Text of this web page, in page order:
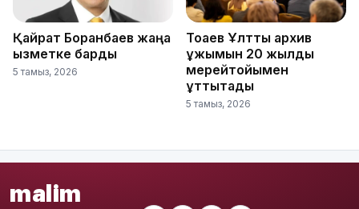
Қайрат Боранбаев жаңа
қызметке барды
5 тамыз, 2026
Тоқаев Ұлттық архив
ұжымын 20 жылдық
мерейтойымен
құттықтады
5 тамыз, 2026
malim